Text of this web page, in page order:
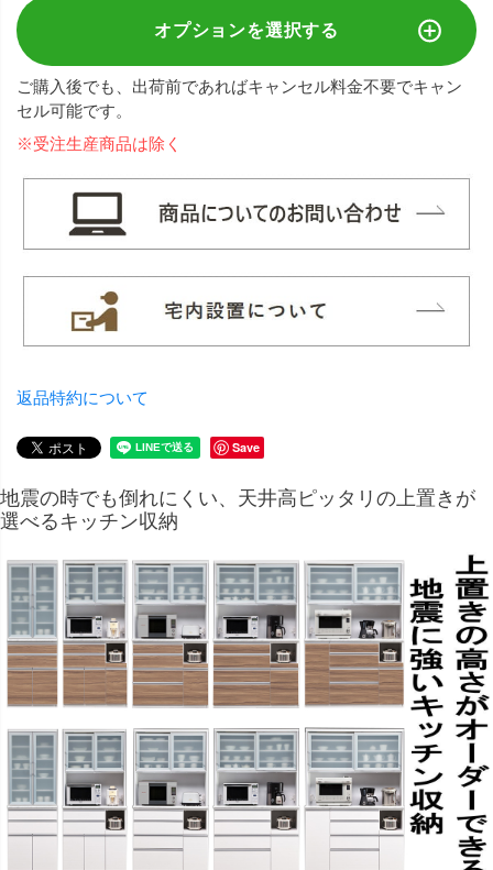
オプションを選択する
ご購入後でも、出荷前であればキャンセル料金不要でキャン
セル可能です。
※受注生産商品は除く
返品特約について
Save
地震の時でも倒れにくい、天井高ピッタリの上置きが
選べるキッチン収納